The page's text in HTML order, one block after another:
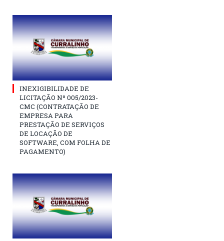
INEXIGIBILIDADE DE
LICITAÇÃO Nº 005/2023-
CMC (CONTRATAÇÃO DE
EMPRESA PARA
PRESTAÇÃO DE SERVIÇOS
DE LOCAÇÃO DE
SOFTWARE, COM FOLHA DE
PAGAMENTO)